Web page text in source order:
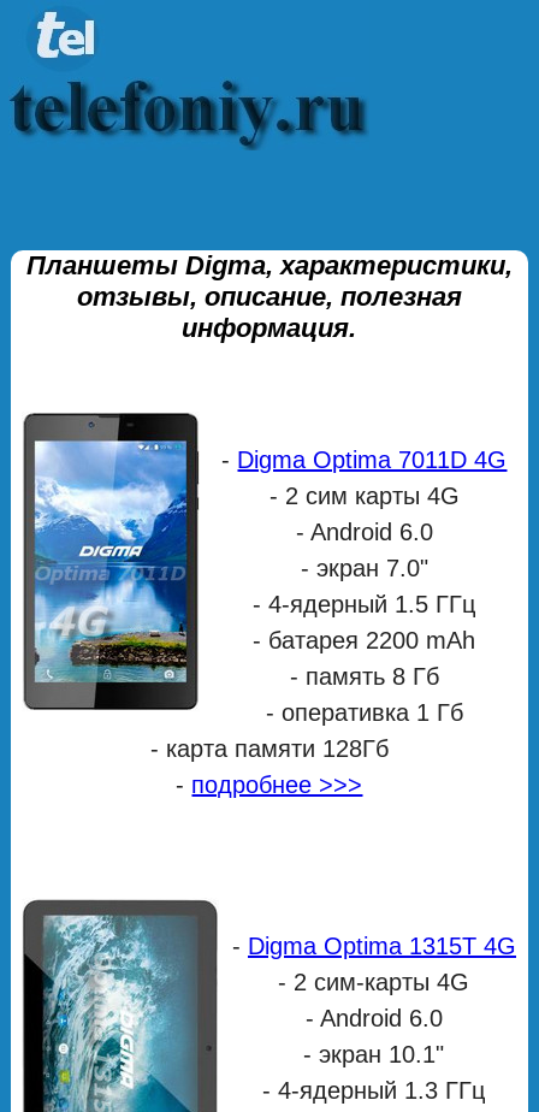
Планшеты Digma, характеристики,
отзывы, описание, полезная
информация.
- Digma Optima 7011D 4G
- 2 сим карты 4G
- Android 6.0
- экран 7.0"
- 4-ядерный 1.5 ГГц
- батарея 2200 mAh
- память 8 Гб
- оперативка 1 Гб
- карта памяти 128Гб
- подробнее >>>
- Digma Optima 1315T 4G
- 2 сим-карты 4G
- Android 6.0
- экран 10.1"
- 4-ядерный 1.3 ГГц